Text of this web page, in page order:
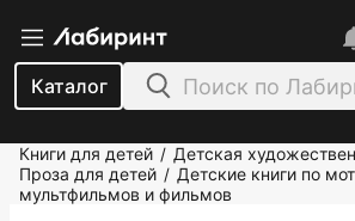
Каталог
Книги для детей / Детская
Проза для детей / Детские книги по
мультфильмов и фильмов